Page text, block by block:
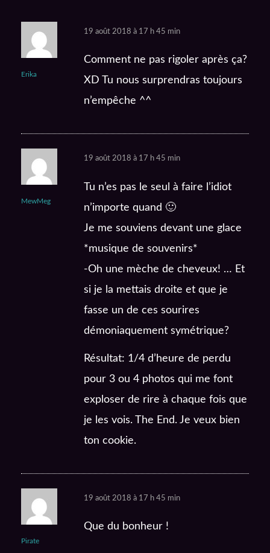
Erika
19 août 2018 à 17 h 45 min
Comment ne pas rigoler après ça?
XD Tu nous surprendras toujours
n’empêche ^^
MewMeg
19 août 2018 à 17 h 45 min
Tu n’es pas le seul à faire l’idiot
n’importe quand 🙂
Je me souviens devant une glace
*musique de souvenirs*
-Oh une mèche de cheveux! … Et
si je la mettais droite et que je
fasse un de ces sourires
démoniaquement symétrique?
Résultat: 1/4 d’heure de perdu
pour 3 ou 4 photos qui me font
exploser de rire à chaque fois que
je les vois. The End. Je veux bien
ton cookie.
Pirate
19 août 2018 à 17 h 45 min
Que du bonheur !